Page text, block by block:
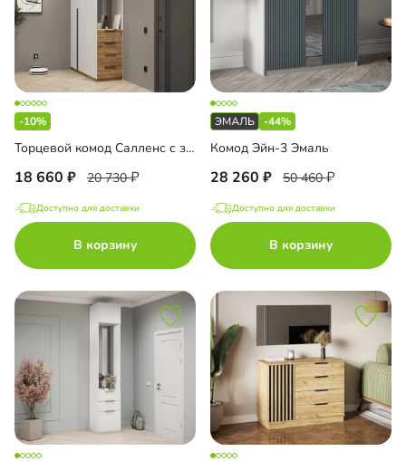
-10%
Торцевой комод Салленс с зеркалом
18 660 20 730
Доступно для доставки
В корзину
-44%
Комод Эйн-3 Эмаль
28 260 50 460
Доступно для доставки
В корзину